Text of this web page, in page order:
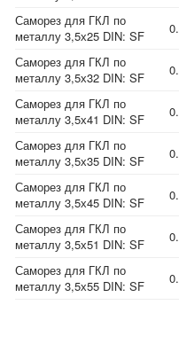
Саморез для ГКЛ по
металлу 3,5х25 DIN: SF
Саморез для ГКЛ по
металлу 3,5х32 DIN: SF
Саморез для ГКЛ по
металлу 3,5х41 DIN: SF
Саморез для ГКЛ по
металлу 3,5х35 DIN: SF
Саморез для ГКЛ по
металлу 3,5х45 DIN: SF
Саморез для ГКЛ по
металлу 3,5х51 DIN: SF
Саморез для ГКЛ по
металлу 3,5х55 DIN: SF